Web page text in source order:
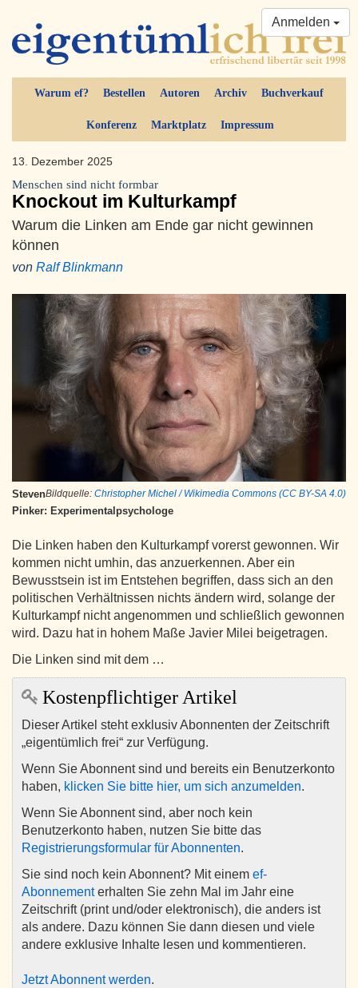
Warum ef? Bestellen Autoren Archiv Buchverkauf
Konferenz Marktplatz Impressum
Anmelden
13. Dezember 2025
Menschen sind nicht formbar
Knockout im Kulturkampf
Warum die Linken am Ende gar nicht gewinnen
können
von Ralf Blinkmann
Bildquelle: Christopher Michel / Wikimedia Commons (CC BY-SA 4.0)
Steven
Pinker: Experimentalpsychologe
Die Linken haben den Kulturkampf vorerst gewonnen. Wir
kommen nicht umhin, das anzuerkennen. Aber ein
Bewusstsein ist im Entstehen begriffen, dass sich an den
politischen Verhältnissen nichts ändern wird, solange der
Kulturkampf nicht angenommen und schließlich gewonnen
wird. Dazu hat in hohem Maße Javier Milei beigetragen.
Die Linken sind mit dem …
Kostenpflichtiger Artikel
Dieser Artikel steht exklusiv Abonnenten der Zeitschrift
„eigentümlich frei“ zur Verfügung.
Wenn Sie Abonnent sind und bereits ein Benutzerkonto
haben, klicken Sie bitte hier, um sich anzumelden.
Wenn Sie Abonnent sind, aber noch kein
Benutzerkonto haben, nutzen Sie bitte das
Registrierungsformular für Abonnenten.
Sie sind noch kein Abonnent? Mit einem ef-
Abonnementerhalten Sie zehn Mal im Jahr eine
Zeitschrift (print und/oder elektronisch), die anders ist
als andere. Dazu können Sie dann diesen und viele
andere exklusive Inhalte lesen und kommentieren.
Jetzt Abonnent werden.